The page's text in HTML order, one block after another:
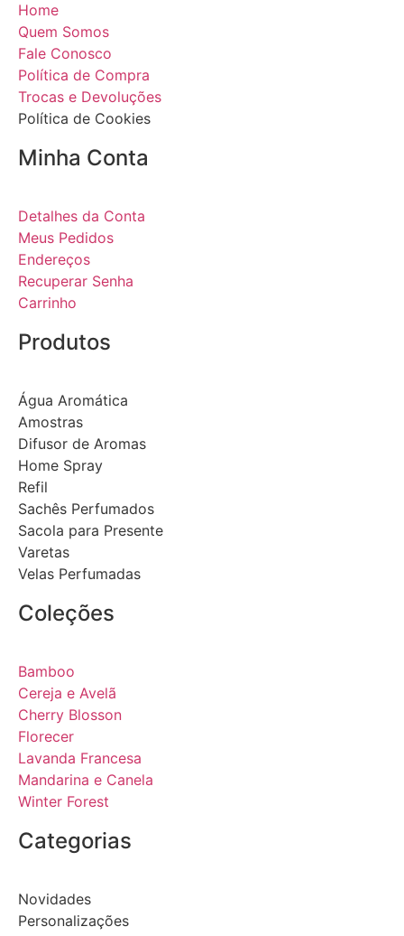
Home
Quem Somos
Fale Conosco
Política de Compra
Trocas e Devoluções
Política de Cookies
Minha Conta
Detalhes da Conta
Meus Pedidos
Endereços
Recuperar Senha
Carrinho
Produtos
Água Aromática
Amostras
Difusor de Aromas
Home Spray
Refil
Sachês Perfumados
Sacola para Presente
Varetas
Velas Perfumadas
Coleções
Bamboo
Cereja e Avelã
Cherry Blosson
Florecer
Lavanda Francesa
Mandarina e Canela
Winter Forest
Categorias
Novidades
Personalizações